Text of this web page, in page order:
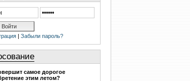
| Забыли пароль?
самое дорогое
этим летом?